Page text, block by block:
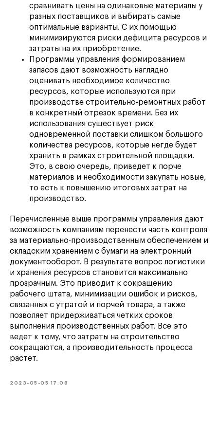
сравнивать цены на одинаковые материалы у
разных поставщиков и выбирать самые
оптимальные варианты. С их помощью
минимизируются риски дефицита ресурсов и
затраты на их приобретение.
Программы управления формированием
запасов дают возможность наглядно
оценивать необходимое количество
ресурсов, которые используются при
производстве строительно-ремонтных работ
в конкретный отрезок времени. Без их
использования существует риск
одновременной поставки слишком большого
количества ресурсов, которые негде будет
хранить в рамках строительной площадки.
Это, в свою очередь, приведет к порче
материалов и необходимости закупать новые,
то есть к повышению итоговых затрат на
производство.
Перечисленные выше программы управления дают
возможность компаниям перенести часть контроля
за материально-производственным обеспечением и
складским хранением с бумаги на электронный
документооборот. В результате вопрос логистики
и хранения ресурсов становится максимально
прозрачным. Это приводит к сокращению
рабочего штата, минимизации ошибок и рисков,
связанных с утратой и порчей товара, а также
позволяет придерживаться четких сроков
выполнения производственных работ. Все это
ведет к тому, что затраты на строительство
сокращаются, а производительность процесса
растет.
2023-05-05 17:08